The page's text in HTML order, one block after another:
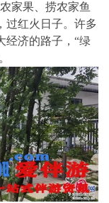
家果、捞农家鱼
过红火日子。许多
经济的路子，“绿